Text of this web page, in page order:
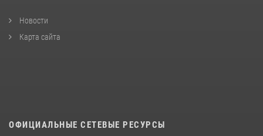
Новости
Карта сайта
ОФИЦИАЛЬНЫЕ СЕТЕВЫЕ РЕСУРСЫ